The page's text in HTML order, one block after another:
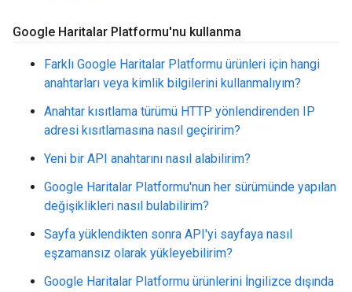
Google Haritalar Platformu'nu kullanma
Farklı Google Haritalar Platformu ürünleri için hangi
anahtarları veya kimlik bilgilerini kullanmalıyım?
Anahtar kısıtlama türümü HTTP yönlendirenden IP
adresi kısıtlamasına nasıl geçiririm?
Yeni bir API anahtarını nasıl alabilirim?
Google Haritalar Platformu'nun her sürümünde yapılan
değişiklikleri nasıl bulabilirim?
Sayfa yüklendikten sonra API'yi sayfaya nasıl
eşzamansız olarak yükleyebilirim?
Google Haritalar Platformu ürünlerini İngilizce dışında